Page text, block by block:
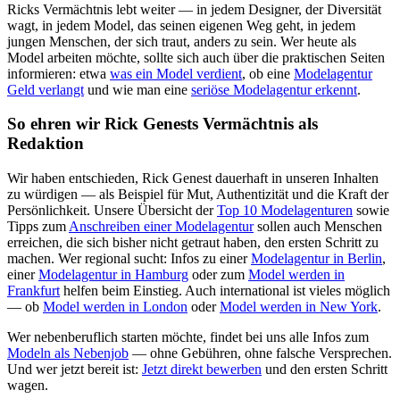
Ricks Vermächtnis lebt weiter — in jedem Designer, der Diversität
wagt, in jedem Model, das seinen eigenen Weg geht, in jedem
jungen Menschen, der sich traut, anders zu sein. Wer heute als
Model arbeiten möchte, sollte sich auch über die praktischen Seiten
informieren: etwa was ein Model verdient, ob eine Modelagentur
Geld verlangt und wie man eine seriöse Modelagentur erkennt.
So ehren wir Rick Genests Vermächtnis als
Redaktion
Wir haben entschieden, Rick Genest dauerhaft in unseren Inhalten
zu würdigen — als Beispiel für Mut, Authentizität und die Kraft der
Persönlichkeit. Unsere Übersicht derTop 10 Modelagenturen sowie
Tipps zum Anschreiben einer Modelagentursollen auch Menschen
erreichen, die sich bisher nicht getraut haben, den ersten Schritt zu
machen. Wer regional sucht: Infos zu einerModelagentur in Berlin,
einerModelagentur in Hamburg oder zum Model werden in
Frankfurt helfen beim Einstieg. Auch international ist vieles möglich
— ob Model werden in London oderModel werden in New York.
Wer nebenberuflich starten möchte, findet bei uns alle Infos zum
Modeln als Nebenjob — ohne Gebühren, ohne falsche Versprechen.
Und wer jetzt bereit ist: Jetzt direkt bewerben und den ersten Schritt
wagen.